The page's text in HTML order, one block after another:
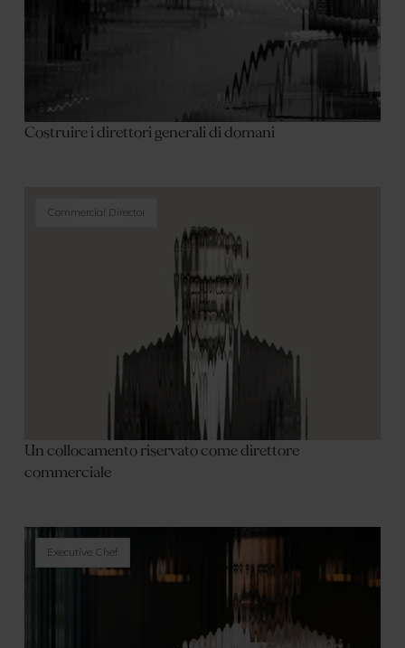
Costruire i direttori generali di domani
Commercial Director
Un collocamento riservato come direttore
commerciale
Executive Chef